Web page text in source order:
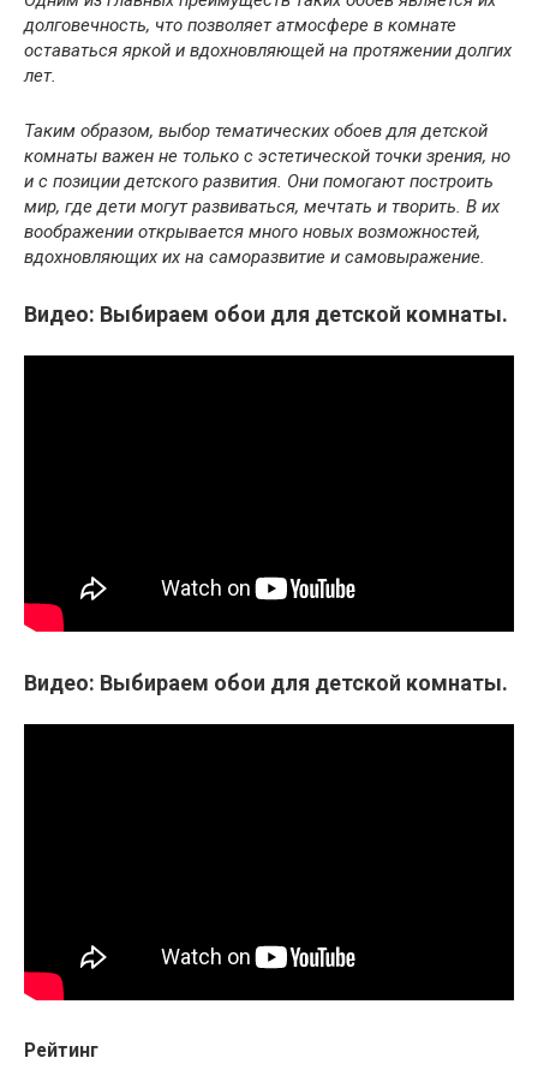
долговечность, что позволяет атмосфере в комнате
оставаться яркой и вдохновляющей на протяжении долгих
лет.
Таким образом, выбор тематических обоев для детской
комнаты важен не только с эстетической точки зрения, но
и с позиции детского развития. Они помогают построить
мир, где дети могут развиваться, мечтать и творить. В их
воображении открывается много новых возможностей,
вдохновляющих их на саморазвитие и самовыражение.
Видео: Выбираем обои для детской комнаты.
Видео: Выбираем обои для детской комнаты.
Рейтинг